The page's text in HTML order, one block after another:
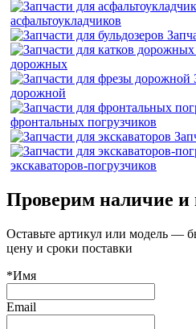
асфальтоукладчиков
дорожных
дорожной
фронтальных погрузчиков
экскаваторов-погрузчиков
Проверим наличие и
Оставьте артикул или модель —
цену и сроки поставки
*Имя
Email